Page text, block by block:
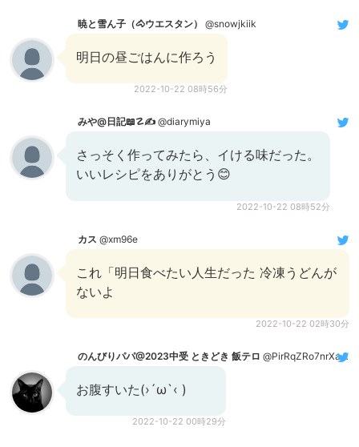
暁と雪ん子（🐴ウエスタン） @snowjkiik
明日の昼ごはんに作ろう
2022-10-22 08時56分
みや@日記📖☡✍ @diarymiya
さっそく作ってみたら、イける味だった。
いいレシピをありがとう😊
2022-10-22 08時52分
カス @xm96e
これ「明日食べたい人生だった 冷凍うどんが
ないよ
2022-10-22 02時30分
のんびりパパ@2023中受 ときどき 飯テロ @PirRqZRo7nrXa1B
お腹すいた(›´ω`‹ )
2022-10-22 00時29分